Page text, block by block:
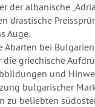
der albanische
drastische
Auge.
Abarten bei
die griechische
und
bulgarischer
zu beliebten